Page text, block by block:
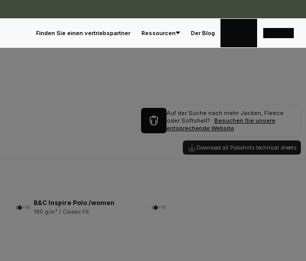
Finden Sie einen vertriebspartner Ressourcen Der Blog
Auf der Suche nach mehr Jacken, Fleece
oder Softshell?
Besuchen Sie unsere
entsprechende Website
Download all Poloshirts technical sheets
+16
B&C Inspire Polo /women
180 g/m² / Classic Fit
+16